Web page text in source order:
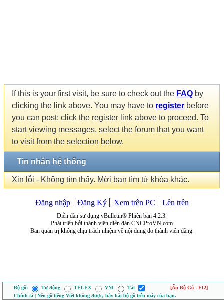
If this is your first visit, be sure to check out the FAQ by
clicking the link above. You may have to register before
you can post: click the register link above to proceed. To
start viewing messages, select the forum that you want
to visit from the selection below.
Tin nhắn hệ thống
Xin lỗi - Không tìm thấy. Mời bạn tìm từ khóa khác.
Đăng nhập Đăng Ký Xem trên PC Lên trên
Diễn đàn sử dụng vBulletin® Phiên bản 4.2.3.
Phát triển bởi thành viên diễn đàn CNCProVN.com
Ban quản trị không chịu trách nhiệm về nội dung do thành viên đăng.
Bộ gõ: Tự động TELEX VNI Tắt
[Ẩn Bộ Gõ - F12]
Chính tả | Nếu gõ tiếng Việt không được, hãy bật bộ gõ trên máy của bạn.